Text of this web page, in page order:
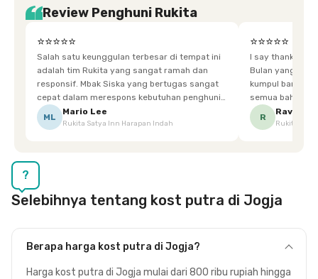
Review Penghuni Rukita
⭐⭐⭐⭐⭐
Salah satu keunggulan terbesar di tempat ini
adalah tim Rukita yang sangat ramah dan
responsif. Mbak Siska yang bertugas sangat
cepat dalam merespons kebutuhan penghuni.
Ketika saya meminta keset karena sempat
terpeleset, permintaan tersebut langsung
ML
Mario Lee
Rukita Satya Inn Harapan Indah
⭐⭐⭐⭐⭐
I say thankyou
Bulan yang super happy! banyak
kumpul bareng
semua bahagia
mgkn saran dari air aja & kebersihan lebih di
R
Ravena
Rukita
?
Selebihnya tentang kost putra di Jogja
Berapa harga kost putra di Jogja?
Harga kost putra di Jogja mulai dari 800 ribu rupiah hingga